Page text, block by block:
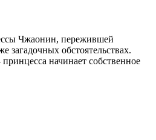
Чжаонин, пережившей
обстоятельствах.
начинает собственное